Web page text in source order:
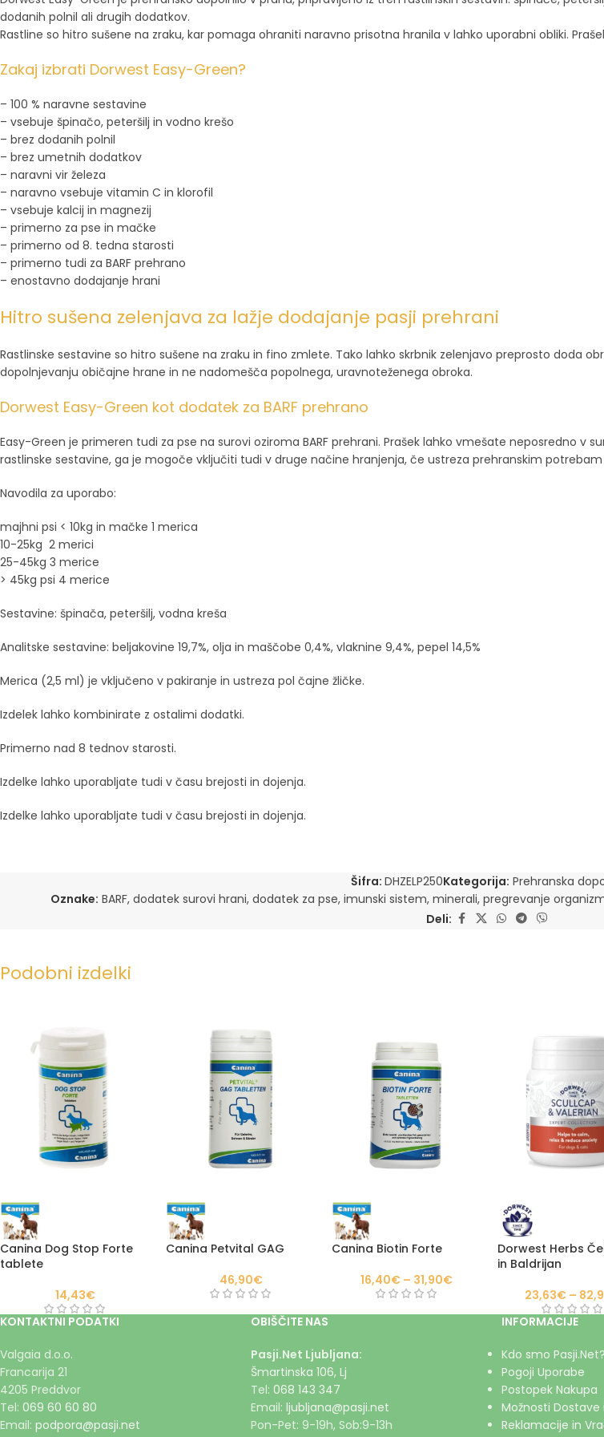
dodanih polnil ali drugih dodatkov.
Rastline so hitro sušene na zraku, kar pomaga ohraniti naravno prisotna hranila v lahko uporabni obliki.
Zakaj izbrati Dorwest Easy-Green?
– 100 % naravne sestavine
– vsebuje špinačo, peteršilj in vodno krešo
– brez dodanih polnil
– brez umetnih dodatkov
– naravni vir železa
– naravno vsebuje vitamin C in klorofil
– vsebuje kalcij in magnezij
– primerno za pse in mačke
– primerno od 8. tedna starosti
– primerno tudi za BARF prehrano
– enostavno dodajanje hrani
Hitro sušena zelenjava za lažje dodajanje pasji prehrani
Rastlinske sestavine so hitro sušene na zraku in fino zmlete. Tako lahko skrbnik zelenjavo preprosto doda
dopolnjevanju običajne hrane in ne nadomešča popolnega, uravnoteženega obroka.
Dorwest Easy-Green kot dodatek za BARF prehrano
Easy-Green je primeren tudi za pse na surovi oziroma BARF prehrani. Prašek lahko vmešate neposredno v
rastlinske sestavine, ga je mogoče vključiti tudi v druge načine hranjenja, če ustreza prehranskim potrebam
Navodila za uporabo:
majhni psi < 10kg in mačke 1 merica
10-25kg 2 merici
25-45kg 3 merice
> 45kg psi 4 merice
Sestavine: špinača, peteršilj, vodna kreša
Analitske sestavine: beljakovine 19,7%, olja in maščobe 0,4%, vlaknine 9,4%, pepel 14,5%
Merica (2,5 ml) je vključeno v pakiranje in ustreza pol čajne žličke.
Izdelek lahko kombinirate z ostalimi dodatki.
Primerno nad 8 tednov starosti.
Izdelke lahko uporabljate tudi v času brejosti in dojenja.
Izdelke lahko uporabljate tudi v času brejosti in dojenja.
Šifra: DHZELP250Kategorija: Prehranska
Oznake: BARF, dodatek surovi hrani, dodatek za pse, imunski sistem, minerali, pregrevanje
Deli:
Podobni izdelki
Canina Dog Stop Forte
tablete
14,43€
Canina Petvital GAG
46,90€
Canina Biotin Forte
16,40€ – 31,90€
Dorwest Herbs
in Baldrijan
23,63€ –
KONTAKTNI PODATKI
Valgaia d.o.o.
Francarija 21
4205 Preddvor
Tel: 069 60 60 80
Email: podpora@pasji.net
OBIŠČITE NAS
Pasji.Net Ljubljana:
Šmartinska 106, Lj
Tel: 068 143 347
Email: ljubljana@pasji.net
Pon-Pet: 9-19h, Sob:9-13h
INFORMACIJE
Kdo smo Pasji.Net?
Pogoji Uporabe
Postopek Nakupa
Možnosti Dostave
Reklamacije in